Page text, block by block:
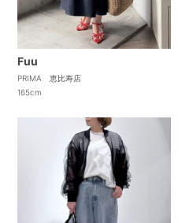
Fuu
PRIMA 恵比寿店
165cm